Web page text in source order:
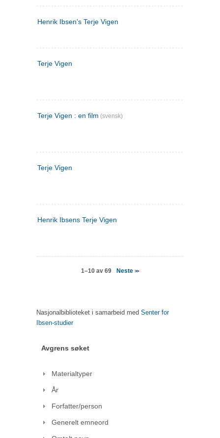
Henrik Ibsen's Terje Vigen
Terje Vigen
Terje Vigen : en film (svensk)
Terje Vigen
Henrik Ibsens Terje Vigen
1–10 av 69 Neste>>
Nasjonalbiblioteket i samarbeid med Senter for
Ibsen-studier
Avgrens søket
Materialtyper
År
Forfatter/person
Generelt emneord